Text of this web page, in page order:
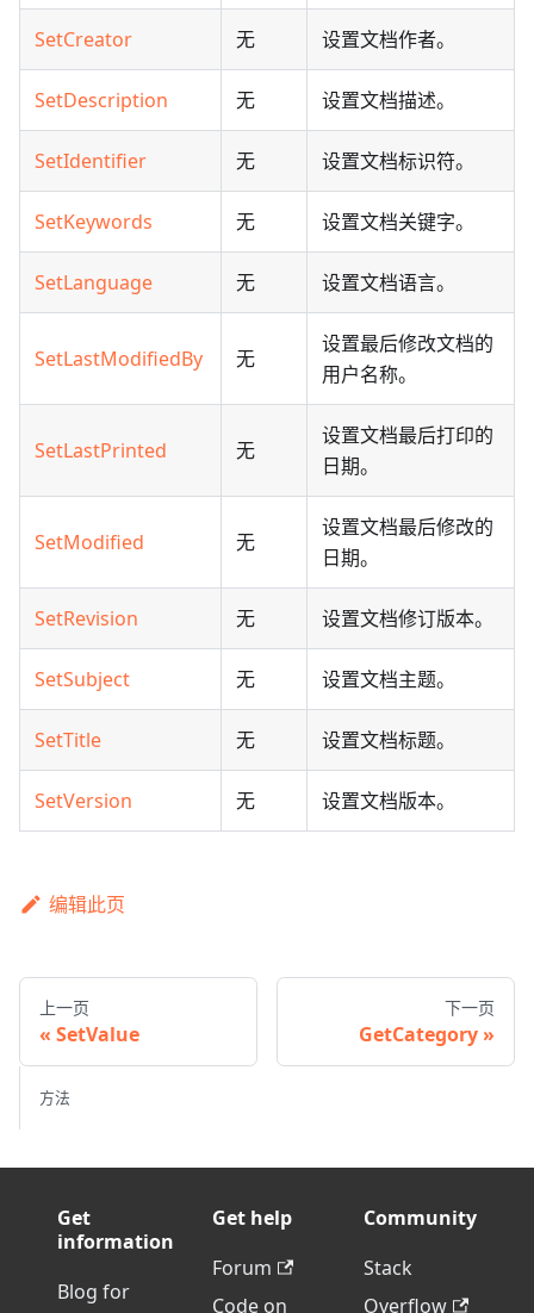
SetCreator 无 设置文档作者。
SetDescription 无 设置文档描述。
SetIdentifier 无 设置文档标识符。
SetKeywords 无 设置文档关键字。
SetLanguage 无 设置文档语言。
SetLastModifiedBy 无
设置最后修改文档的
用户名称。
SetLastPrinted 无
设置文档最后打印的
日期。
SetModified 无
设置文档最后修改的
日期。
SetRevision 无 设置文档修订版本。
SetSubject 无 设置文档主题。
SetTitle 无 设置文档标题。
SetVersion 无 设置文档版本。
编辑此页
上一页
SetValue
下一页
GetCategory
方法
Get
information
Blog for
Get help
Forum
Code on
Community
Stack
Overflow